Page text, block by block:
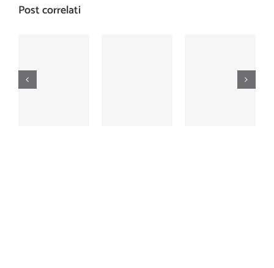
Post correlati
Nautica
Nautica